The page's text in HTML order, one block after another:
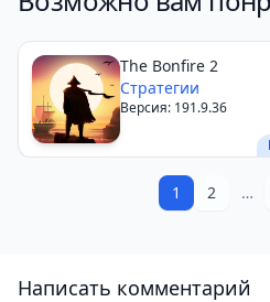
новичков могут стать
игроков.
The Bonfire 2
Стратегии
Версия: 191.9.36
1 2 …
Написать комментарий